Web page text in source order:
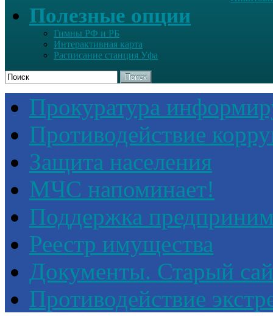
Полезные опции
Гимны РФ и РБ
Интерактивная карта
Расписание станция Уфа
Поиск
Прокуратура
Противодействие
Защита населения
МЧС напоминает!
Поддержка
Реестр имущества
Документы. Старый
Противодействие